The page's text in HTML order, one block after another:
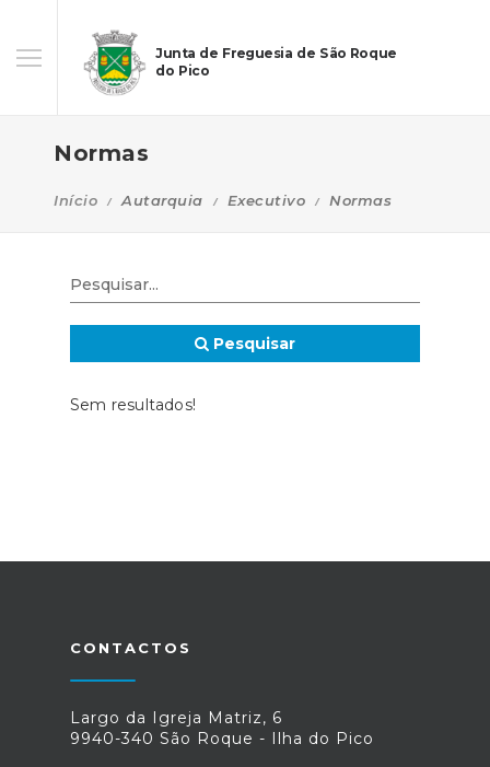
Junta de Freguesia de São Roque
do Pico
Normas
Início Autarquia Executivo Normas
Pesquisar
Sem resultados!
CONTACTOS
Largo da Igreja Matriz, 6
9940-340 São Roque - Ilha do Pico